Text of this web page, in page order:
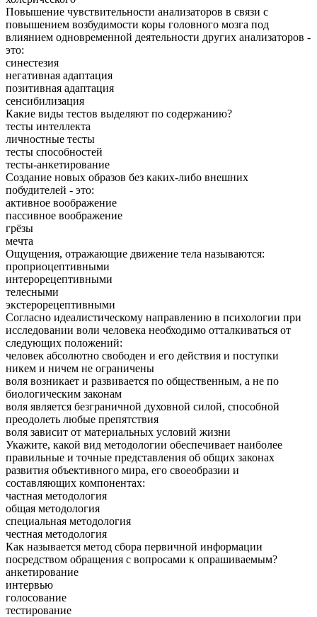
Повышение чувствительности анализаторов в связи с
повышением возбудимости коры головного мозга под
влиянием одновременной деятельности других анализаторов -
это:
синестезия
негативная адаптация
позитивная адаптация
сенсибилизация
Какие виды тестов выделяют по содержанию?
тесты интеллекта
личностные тесты
тесты способностей
тесты-анкетирование
Создание новых образов без каких-либо внешних
побудителей - это:
активное воображение
пассивное воображение
грёзы
мечта
Ощущения, отражающие движение тела называются:
проприоцептивными
интерорецептивными
телесными
экстерорецептивными
Согласно идеалистическому направлению в психологии при
исследовании воли человека необходимо отталкиваться от
следующих положений:
человек абсолютно свободен и его действия и поступки
никем и ничем не ограничены
воля возникает и развивается по общественным, а не по
биологическим законам
воля является безграничной духовной силой, способной
преодолеть любые препятствия
воля зависит от материальных условий жизни
Укажите, какой вид методологии обеспечивает наиболее
правильные и точные представления об общих законах
развития объективного мира, его своеобразии и
составляющих компонентах:
частная методология
общая методология
специальная методология
честная методология
Как называется метод сбора первичной информации
посредством обращения с вопросами к опрашиваемым?
анкетирование
интервью
голосование
тестирование